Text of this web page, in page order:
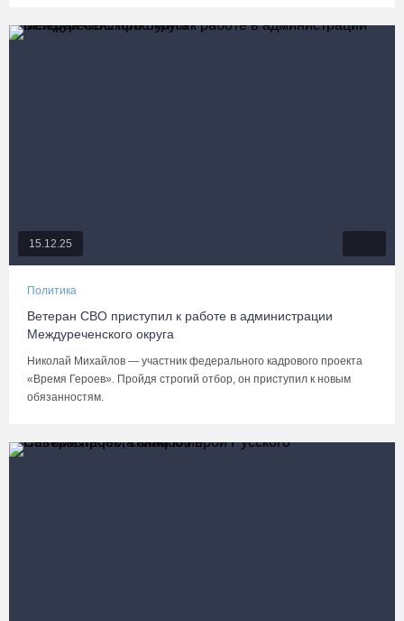
15.12.25
Политика
Ветеран СВО приступил к работе в администрации
Междуреченского округа
Николай Михайлов — участник федерального кадрового проекта
«Время Героев». Пройдя строгий отбор, он приступил к новым
обязанностям.